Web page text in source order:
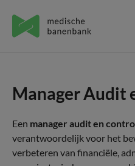
Manager Audit
Een manager audit en
verantwoordelijk voor het
verbeteren van financiële,